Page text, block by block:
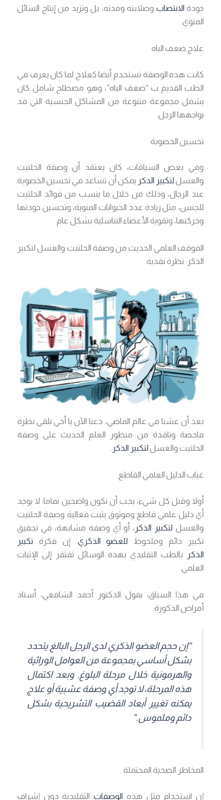
جودةالانتصاب وصلابته ومدته، بل وتزيد من إنتاج السائل
المنوي.
علاج ضعف الباه
كانت هذه الوصفة تستخدم أيضا كعلاج لما كان يعرف في
الطب القديم ب “ضعف الباه”، وهو مصطلح شامل كان
يشمل مجموعة متنوعة من المشاكل الجنسية التي قد
يواجهها الرجل.
تحسين الخصوبة
وفي بعض السياقات، كان يعتقد أن وصفة الحلتيت
والعسللتكبير الذكر يمكن أن تساعد في تحسين الخصوبة
عند الرجال، وذلك من خلال ما ينسب من فوائد الحلتيت
للجنس، مثل زيادة عدد الحيوانات المنوية، وتحسين جودتها
وحركتها، وتقوية الأعضاء التناسلية بشكل عام.
الموقف العلمي الحديث من وصفة الحلتيت والعسل لتكبير
الذكر: نظرة نقدية
بعد أن عشنا في عالم الماضي، دعنا الآن يا أخي نلقي نظرة
فاحصة وناقدة من منظور العلم الحديث على وصفة
الحلتيت والعسللتكبير الذكر .
غياب الدليل العلمي القاطع
أولا وقبل كل شيء، يجب أن نكون واضحين تماما: لا يوجد
أي دليل علمي قاطع وموثوق يثبت فعالية وصفة الحلتيت
والعسل لتكبير الذكر ، أو أي وصفة مشابهة، في تحقيق
تكبير دائم وملحوظ للعضو الذكري. إن فكرة تكبير
الذكر
بالطب التقليدي بهذه الوسائل تفتقر إلى الإثبات
العلمي.
في هذا السياق، يقول الدكتور أحمد الشافعي، أستاذ
أمراض الذكورة:
“إن حجمالعضو الذكريلدى الرجل البالغ يتحدد
بشكل أساسي بمجموعة من العوامل الوراثية
والهرمونية خلال مرحلة البلوغ. وبعد اكتمال
هذه المرحلة، لا توجد أي وصفة عشبية أو علاج
يمكنه تغيير أبعادالقضيب التشريحية بشكل
دائم وملموس.”
المخاطر الصحية المحتملة
إن استخدام مثل هذه الوصفاتالتقليدية دون إشراف